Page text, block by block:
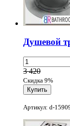
Душевой
3 420
Скидка 9%
Артикул: d-